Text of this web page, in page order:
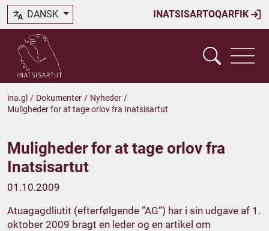
INATSISARTOQARFIK
DANSK
ina.gl / Dokumenter / Nyheder /
Muligheder for at tage orlov fra Inatsisartut
Muligheder for at tage orlov fra
Inatsisartut
01.10.2009
Atuagagdliutit (efterfølgende ”AG”) har i sin udgave af 1.
oktober 2009 bragt en leder og en artikel om